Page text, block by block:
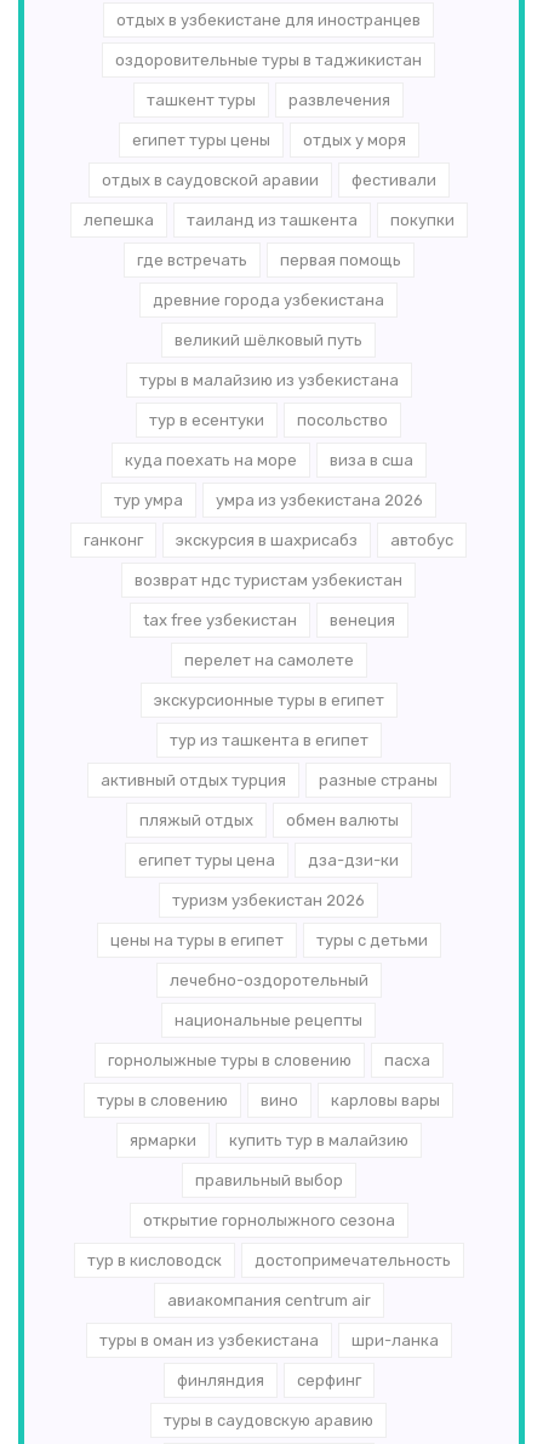
отдых в узбекистане для иностранцев
оздоровительные туры в таджикистан
ташкент туры развлечения
египет туры цены отдых у моря
отдых в саудовской аравии фестивали
лепешка таиланд из ташкента покупки
где встречать первая помощь
древние города узбекистана
великий шёлковый путь
туры в малайзию из узбекистана
тур в есентуки посольство
куда поехать на море виза в сша
тур умра умра из узбекистана 2026
ганконг экскурсия в шахрисабз автобус
возврат ндс туристам узбекистан
tax free узбекистан венеция
перелет на самолете
экскурсионные туры в египет
тур из ташкента в египет
активный отдых турция разные страны
пляжый отдых обмен валюты
египет туры цена дза-дзи-ки
туризм узбекистан 2026
цены на туры в египет туры с детьми
лечебно-оздоротельный
национальные рецепты
горнолыжные туры в словению пасха
туры в словению вино карловы вары
ярмарки купить тур в малайзию
правильный выбор
открытие горнолыжного сезона
тур в кисловодск достопримечательность
авиакомпания centrum air
туры в оман из узбекистана шри-ланка
финляндия серфинг
туры в саудовскую аравию